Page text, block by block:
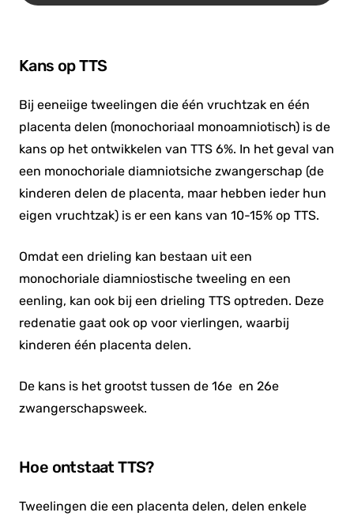
Kans op TTS
Bij eeneiige tweelingen die één vruchtzak en één
placenta delen (monochoriaal monoamniotisch) is de
kans op het ontwikkelen van TTS 6%. In het geval van
een monochoriale diamniotsiche zwangerschap (de
kinderen delen de placenta, maar hebben ieder hun
eigen vruchtzak) is er een kans van 10-15% op TTS.
Omdat een drieling kan bestaan uit een
monochoriale diamniostische tweeling en een
eenling, kan ook bij een drieling TTS optreden. Deze
redenatie gaat ook op voor vierlingen, waarbij
kinderen één placenta delen.
De kans is het grootst tussen de 16e en 26e
zwangerschapsweek.
Hoe ontstaat TTS?
Tweelingen die een placenta delen, delen enkele